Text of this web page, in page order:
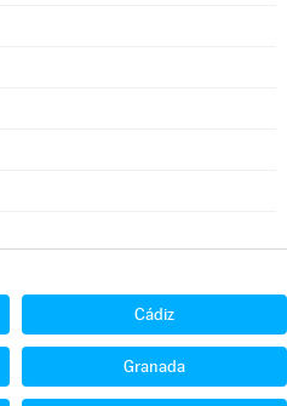
Cádiz
Granada